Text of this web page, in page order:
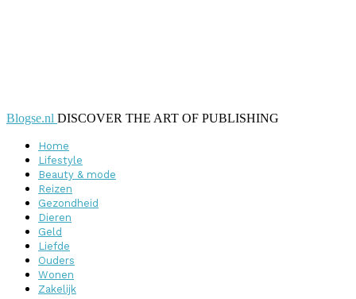
Blogse.nl DISCOVER THE ART OF PUBLISHING
Home
Lifestyle
Beauty & mode
Reizen
Gezondheid
Dieren
Geld
Liefde
Ouders
Wonen
Zakelijk